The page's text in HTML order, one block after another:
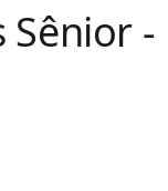
Sênior -